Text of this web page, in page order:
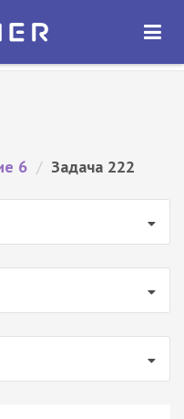
ОТКРЫТЬ
6 / Задача 222